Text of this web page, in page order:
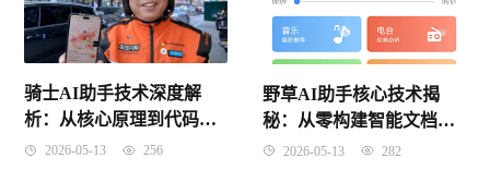
骑士AI助手技术深度解
析：从核心原理到代码实
现 2026-05-13 256
野草AI助手核心技术揭
秘：从零构建智能文档处
理系统（2026年4月）
2026-05-13 282